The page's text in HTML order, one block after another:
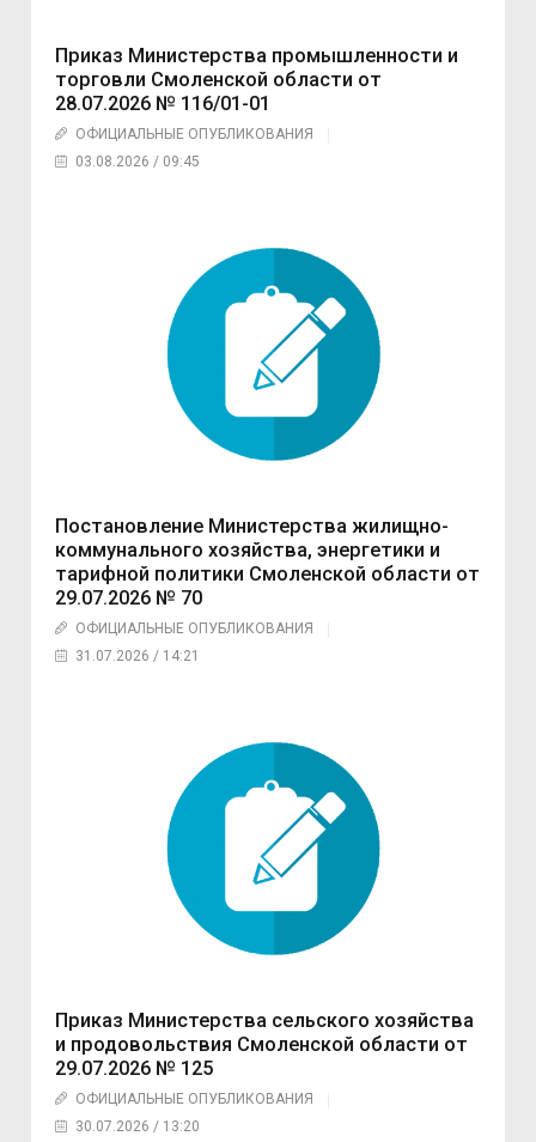
Приказ Министерства промышленности и
торговли Смоленской области от
28.07.2026 № 116/01-01
ОФИЦИАЛЬНЫЕ ОПУБЛИКОВАНИЯ
03.08.2026 / 09:45
Постановление Министерства жилищно-
коммунального хозяйства, энергетики и
тарифной политики Смоленской области от
29.07.2026 № 70
ОФИЦИАЛЬНЫЕ ОПУБЛИКОВАНИЯ
31.07.2026 / 14:21
Приказ Министерства сельского хозяйства
и продовольствия Смоленской области от
29.07.2026 № 125
ОФИЦИАЛЬНЫЕ ОПУБЛИКОВАНИЯ
30.07.2026 / 13:20